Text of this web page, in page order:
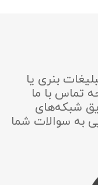
بنری یا
تماس با ما
شبکه‌های
به سوالات شما